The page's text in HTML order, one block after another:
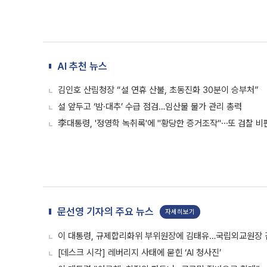
AI 추천 뉴스
김인호 산림청장 “설 연휴 산불, 초동진화 30분이 승부처”
설 앞두고 ‘밤·대추’ 수급 점검…임산물 물가 관리 총력
李대통령, '정영학 녹취록'에 "황당한 증거조작"⋯또 검찰 비
문선영 기자의 주요 뉴스 자세히보기
이 대통령, 규제합리화위 부위원장에 김태유…국립외교원장
[데스크 시각] 레버리지 사태에 묻힌 ‘AI 청사진’